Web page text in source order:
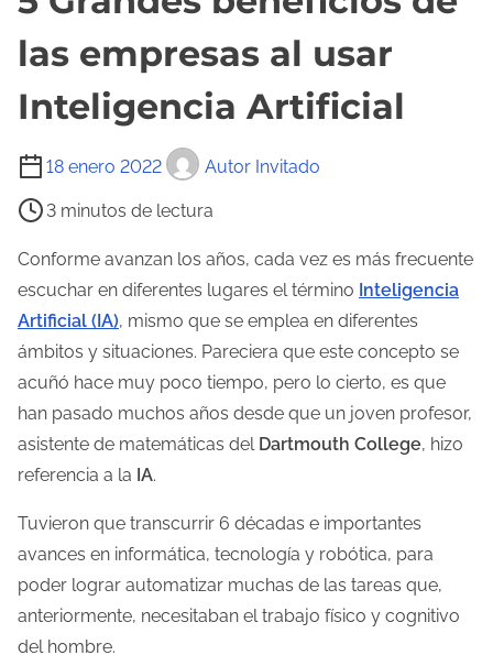
las empresas al usar
Inteligencia Artificial
18 enero 2022 Autor Invitado
T
e
m
p
o
d
e
l
e
c
u
r
a
d
e
3 minutos de lectura
Conforme avanzan los años, cada vez es más frecuente
escuchar en diferentes lugares el término Inteligencia
Artificial (IA), mismo que se emplea en diferentes
ámbitos y situaciones. Pareciera que este concepto se
acuñó hace muy poco tiempo, pero lo cierto, es que
han pasado muchos años desde que un joven profesor,
asistente de matemáticas del Dartmouth College, hizo
referencia a la IA.
Tuvieron que transcurrir 6 décadas e importantes
avances en informática, tecnología y robótica, para
poder lograr automatizar muchas de las tareas que,
anteriormente, necesitaban el trabajo físico y cognitivo
del hombre.